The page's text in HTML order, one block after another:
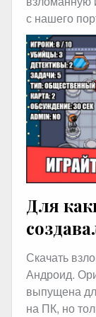
с нашего
Для
Скачать
Андроид.
выпущена
на ПК, но